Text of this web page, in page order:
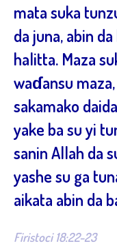
mata suka
da juna, abin
halitta. Maza
waɗansu
sakamako
yake ba su yi
sanin Allah da
yashe su ga
aikata abin da
Firistoci 18:22-23